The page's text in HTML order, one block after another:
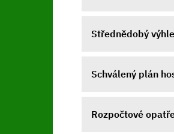
Střednědobý
Schválený plán
Rozpočtové